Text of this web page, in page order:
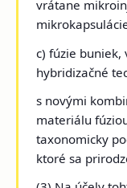
vrátane
c) fúzie buniek,
hybridizačné
s novými
materiálu
taxonomicky
ktoré sa